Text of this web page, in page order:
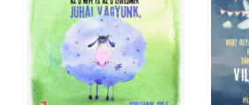
Akciós termékek
Designbögrék
Ajándékutalvány